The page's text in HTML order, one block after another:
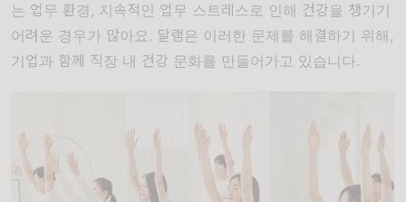
는 업무 환경, 지속적인 업무 스트레스로 인해 건강을 챙기기
어려운 경우가 많아요. 달램은 이러한 문제를 해결하기 위해,
기업과 함께 직장 내 건강 문화를 만들어가고 있습니다.